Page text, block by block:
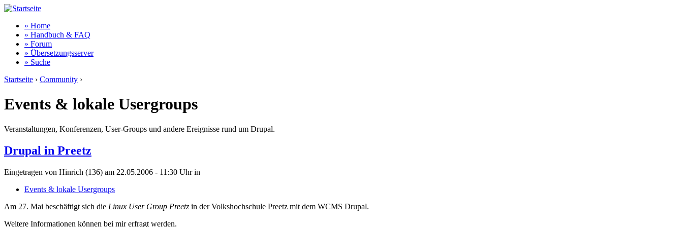
» Home
» Handbuch & FAQ
» Forum
» Übersetzungsserver
» Suche
Startseite › Community ›
Events & lokale Usergroups
Veranstaltungen, Konferenzen, User-Groups und andere Ereignisse rund um Drupal.
Drupal in Preetz
Eingetragen von Hinrich (136) am 22.05.2006 - 11:30 Uhrin
Events & lokale Usergroups
Am 27. Mai beschäftigt sich die Linux User Group Preetz in der Volkshochschule Preetz mit dem WCMS Drupal.
Weitere Informationen können bei mir erfragt werden.